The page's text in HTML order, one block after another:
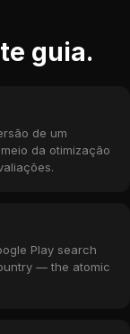
guia.
de um
da otimização
Play search
— the atomic